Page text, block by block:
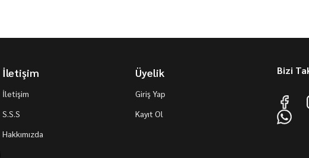
İletişim
İletişim
S.S.S
Hakkımızda
Üyelik
Giriş Yap
Kayıt Ol
Bizi